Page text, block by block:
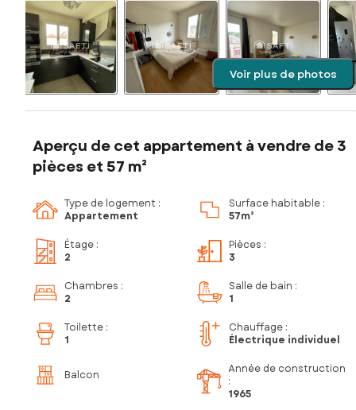
Voir plus de photos
Aperçu de cet appartement à vendre de 3
pièces et 57 m²
Type de logement :
Appartement
Surface habitable :
57m²
Étage :
2
Pièces :
3
Chambres :
2
Salle de bain :
1
Toilette :
1
Chauffage :
Électrique individuel
Balcon
Année de construction
:
1965